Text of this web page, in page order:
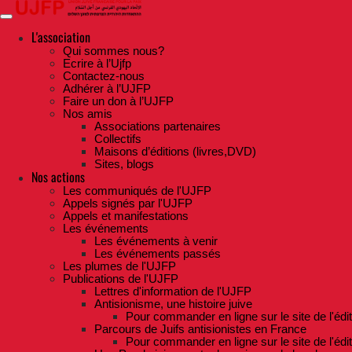
Skip
to
contentL'association
Qui sommes nous?
Ecrire à l’Ujfp
Contactez-nous
Adhérer à l’UJFP
Faire un don à l’UJFP
Nos amis
Associations partenaires
Collectifs
Maisons d’éditions (livres,DVD)
Sites, blogs
Nos actions
Les communiqués de l'UJFP
Appels signés par l'UJFP
Appels et manifestations
Les événements
Les événements à venir
Les événements passés
Les plumes de l'UJFP
Publications de l'UJFP
Lettres d'information de l'UJFP
Antisionisme, une histoire juive
Pour commander en ligne sur le site de
Parcours de Juifs antisionistes en France
Pour commander en ligne sur le site de